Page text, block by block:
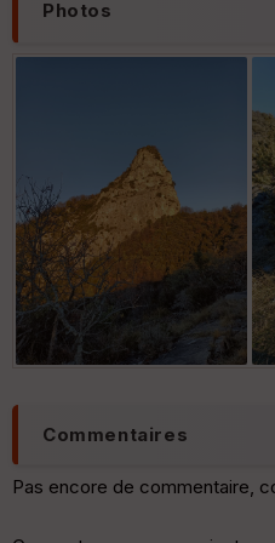
Photos
Commentaires
Pas encore de commentaire,